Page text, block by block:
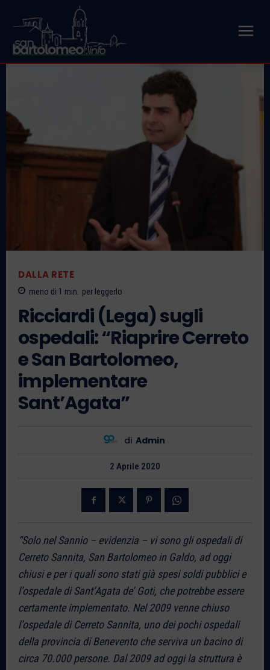
DALLA RETE
meno di 1 min. per leggerlo
Ricciardi (Lega) sugli
ospedali: “Riaprire Cerreto
e San Bartolomeo,
implementare
Sant’Agata”
di Admin
2 Aprile 2020
“Solo nel Sannio – evidenzia – vi sono gli ospedali di
Cerreto Sannita, San Bartolomeo in Galdo, ad oggi
chiusi e per i quali sono stati già spesi soldi pubblici e
l’ospedale di Sant’Agata de’ Goti, che potrebbe essere
certamente implementato. Nel 2009 venne chiuso
l’ospedale di Cerreto Sannita, uno dei pochi ospedali
della provincia di Benevento che serviva un bacino di
circa 70.000 persone. Dal 2009 ad oggi la struttura è